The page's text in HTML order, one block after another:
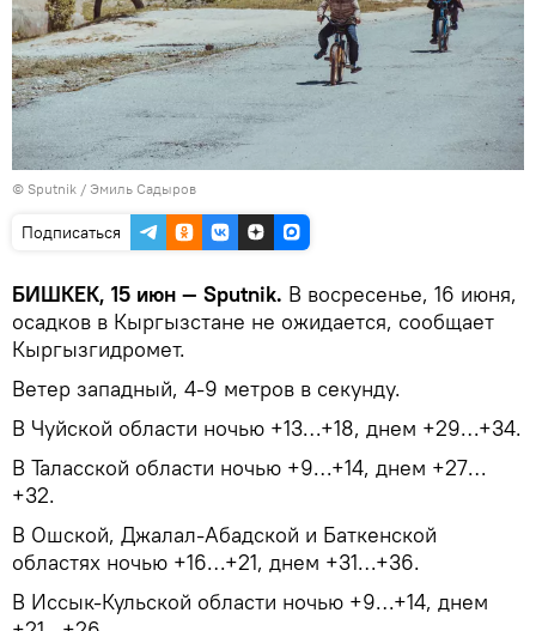
© Sputnik / Эмиль Садыров
Подписаться
БИШКЕК, 15 июн — Sputnik. В восресенье, 16 июня,
осадков в Кыргызстане не ожидается, сообщает
Кыргызгидромет.
Ветер западный, 4-9 метров в секунду.
В Чуйской области ночью +13…+18, днем +29…+34.
В Таласской области ночью +9…+14, днем +27…
+32.
В Ошской, Джалал-Абадской и Баткенской
областях ночью +16…+21, днем +31…+36.
В Иссык-Кульской области ночью +9…+14, днем